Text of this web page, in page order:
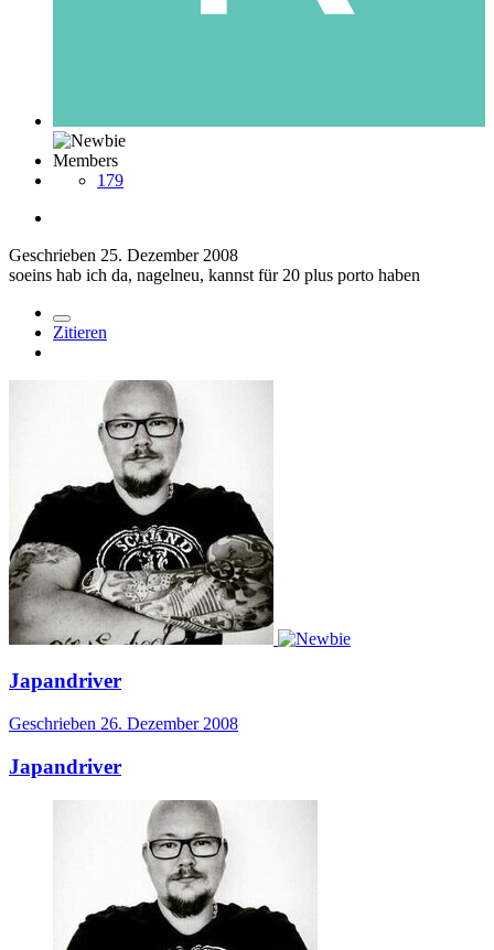
Members
179
Geschrieben 25. Dezember 2008
soeins hab ich da, nagelneu, kannst für 20 plus porto haben
Zitieren
Japandriver
Geschrieben 26. Dezember 2008
Japandriver